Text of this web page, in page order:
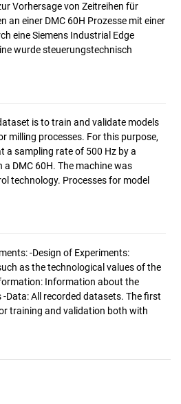
Vorhersage von Zeitreihen für
an einer DMC 60H Prozesse mit einer
eine Siemens Industrial Edge
wurde steuerungstechnisch
is to train and validate models
milling processes. For this purpose,
a sampling rate of 500 Hz by a
a DMC 60H. The machine was
technology. Processes for model
-Design of Experiments:
as the technological values of the
Information about the
Data: All recorded datasets. The first
training and validation both with